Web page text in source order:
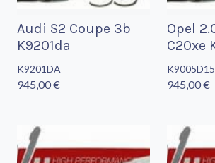
Audi S2 Coupe 3b
K9201da
K9201DA
945,00 €
Opel
C20xe
945,00 €